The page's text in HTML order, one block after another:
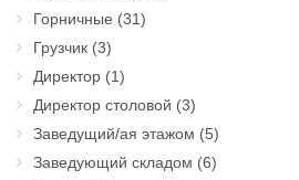
Горничные (31)
Грузчик (3)
Директор (1)
Директор столовой (3)
Заведущий/ая этажом (5)
Заведующий складом (6)